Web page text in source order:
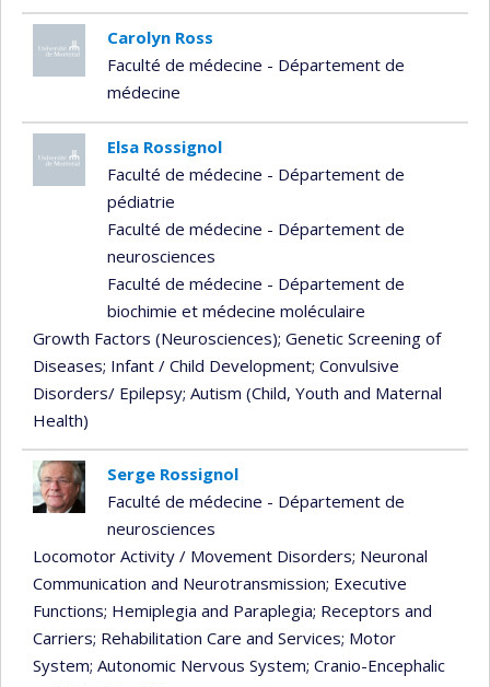
Carolyn Ross
Faculté de médecine - Département de
médecine
Elsa Rossignol
Faculté de médecine - Département de
pédiatrie
Faculté de médecine - Département de
neurosciences
Faculté de médecine - Département de
biochimie et médecine moléculaire
Growth Factors (Neurosciences); Genetic Screening of
Diseases; Infant / Child Development; Convulsive
Disorders/ Epilepsy; Autism (Child, Youth and Maternal
Health)
Serge Rossignol
Faculté de médecine - Département de
neurosciences
Locomotor Activity / Movement Disorders; Neuronal
Communication and Neurotransmission; Executive
Functions; Hemiplegia and Paraplegia; Receptors and
Carriers; Rehabilitation Care and Services; Motor
System; Autonomic Nervous System; Cranio-Encephalic